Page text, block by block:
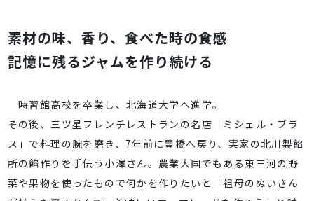
素材の味、香り、食べた時の食感
記憶に残るジャムを作り続ける
時習館高校を卒業し、北海道大学へ進学。
その後、三ツ星フレンチレストランの名店「ミシェル・ブラ
ス」で料理の腕を磨き、7年前に豊橋へ戻り、実家の北川製餡
所の餡作りを手伝う小澤さん。農業大国でもある東三河の野
菜や果物を使ったもので何かを作りたいと「祖母のぬいさん